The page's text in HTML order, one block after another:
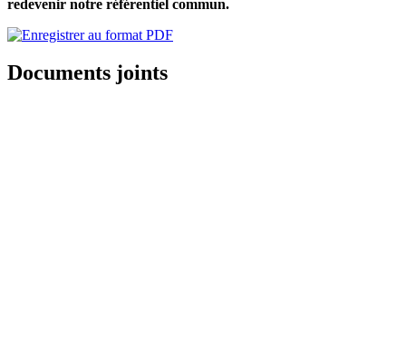
redevenir notre référentiel commun.
Documents joints